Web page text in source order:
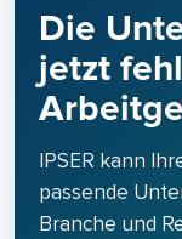
Die
jetzt
IPSER kann
passende
Branche und